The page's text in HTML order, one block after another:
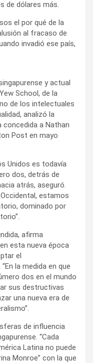
de dólares más.
el por qué de la
al fracaso de
invadió ese país,
y actual
School, de la
de los intelectuales
analizó la
a Nathan
Post en mayo
Unidos es todavía
dos, detrás de
atrás, aseguró.
estamos
dominado por
afirma
esta nueva época
el
la medida en que
dos en el mundo
sus destructivas
una nueva era de
de influencia
“Cada
Latina no puede
Monroe” con la que